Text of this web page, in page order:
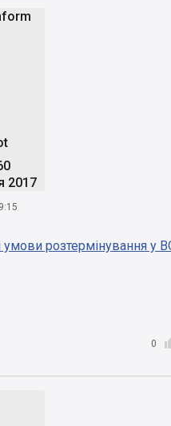
2017
умови розтермінування у
0